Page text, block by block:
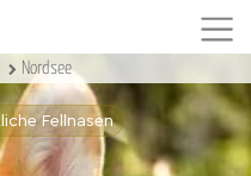
Nordsee
Fellnasen